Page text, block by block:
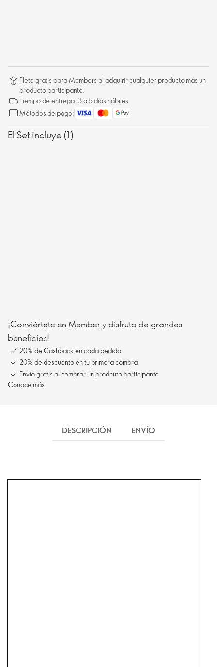
Flete gratis para Members al adquirir cualquier producto más un
producto participante.
Tiempo de entrega: 3 a 5 días hábiles
Métodos de pago:
El Set incluye (1)
¡Conviértete en Member y disfruta de grandes
beneficios!
20% de Cashback en cada pedido
20% de descuento en tu primera compra
Envío gratis al comprar un prodcuto participante
Conoce más
DESCRIPCIÓN ENVÍO